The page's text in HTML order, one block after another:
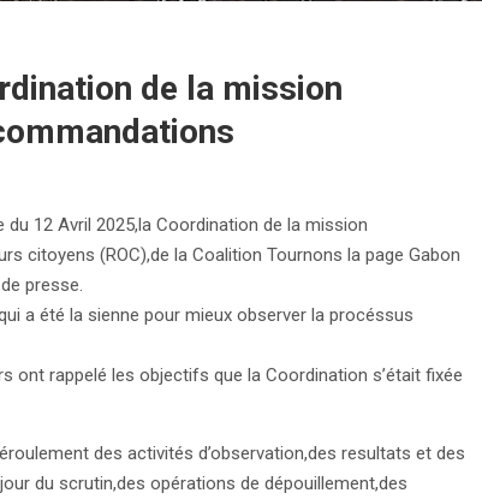
de la mission
12 Avril 2025,la Coordination de la mission
citoyens (ROC),de la Coalition Tournons la page Gabon
presse.
a été la sienne pour mieux observer la procéssus
ont rappelé les objectifs que la Coordination s’était fixée
des activités d’observation,des resultats et des
du scrutin,des opérations de dépouillement,des